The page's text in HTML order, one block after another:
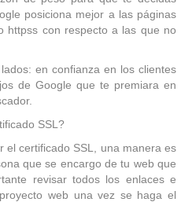
posiciona mejor a las páginas
httpss con respecto a las que no
en confianza en los clientes
de Google que te premiara en
SSL?
el certificado SSL, una manera es
que se encargo de tu web que
revisar todos los enlaces e
web una vez se haga el